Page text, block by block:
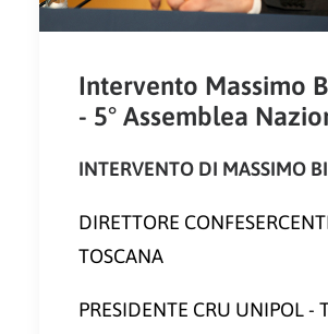
Intervento Massimo
- 5° Assemblea
INTERVENTO DI MASSIMO
DIRETTORE
TOSCANA
PRESIDENTE CRU UNIPOL -